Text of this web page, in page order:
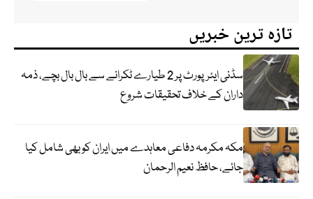
تازہ ترین خبریں
سڈنی ایئرپورٹ پر 2 طیارے ٹکرانے سے بال بال بچے، ذمہ
داران کے خلاف تحقیقات شروع
مکہ مکرمہ دفاعی معاہدے میں ایران کو بھی شامل کیا
جائے، حافظ نعیم الرحمان